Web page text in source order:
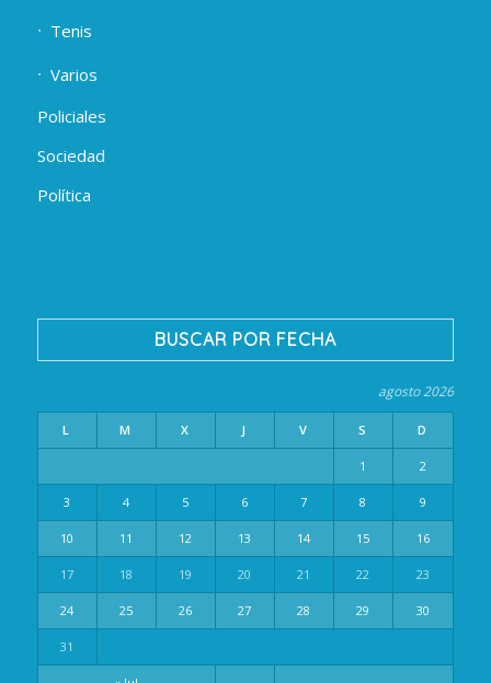
Tenis
Varios
Policiales
Sociedad
Política
BUSCAR POR FECHA
agosto 2026
L M X J V S D
1 2
3 4 5 6 7 8 9
10 11 12 13 14 15 16
17 18 19 20 21 22 23
24 25 26 27 28 29 30
31